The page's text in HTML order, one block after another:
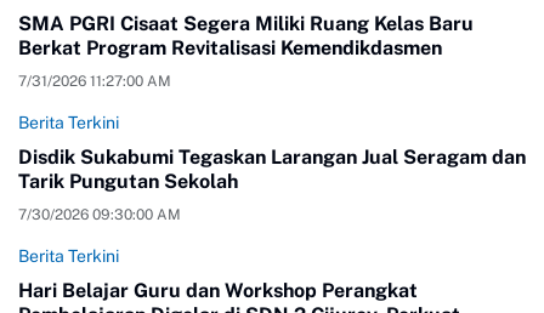
SMA PGRI Cisaat Segera Miliki Ruang Kelas Baru
Berkat Program Revitalisasi Kemendikdasmen
7/31/2026 11:27:00 AM
Berita Terkini
Disdik Sukabumi Tegaskan Larangan Jual Seragam dan
Tarik Pungutan Sekolah
7/30/2026 09:30:00 AM
Berita Terkini
Hari Belajar Guru dan Workshop Perangkat